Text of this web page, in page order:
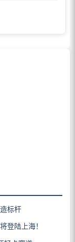
标杆
登陆上海！